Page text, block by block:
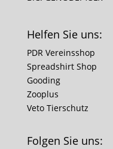
Helfen Sie uns:
PDR Vereinsshop
Spreadshirt Shop
Gooding
Zooplus
Veto Tierschutz
Folgen Sie uns: